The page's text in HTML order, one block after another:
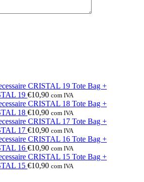
Tote Bag +
19 €10,90 com IVA
Tote Bag +
18 €10,90 com IVA
Tote Bag +
17 €10,90 com IVA
Tote Bag +
16 €10,90 com IVA
Tote Bag +
15 €10,90 com IVA